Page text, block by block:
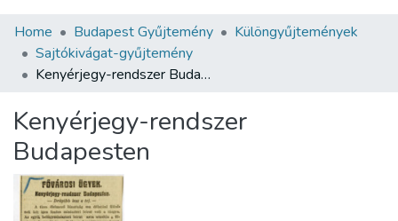
Communities & Collections
All of DSpace
About us
Home Budapest Gyűjtemény
Különgyűjtemények
Sajtókivágat-gyűjtemény
Kenyérjegy-rendszer Budapesten
Kenyérjegy-rendszer
Budapesten